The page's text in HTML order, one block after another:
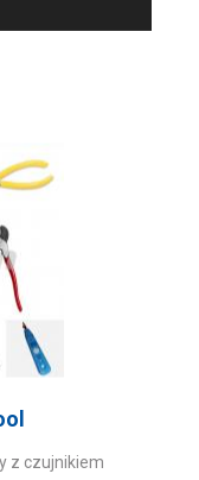
z czujnikiem